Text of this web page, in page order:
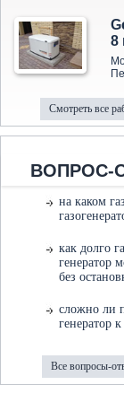
8
Смотреть все
ВОПРОС-
на каком
как долго
генератор
без
сложно ли
генератор к
Все вопросы-